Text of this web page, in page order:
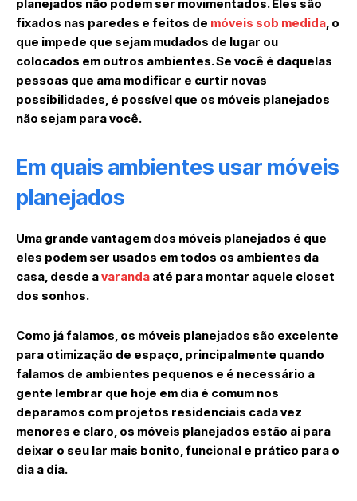
planejados não podem ser movimentados. Eles são
fixados nas paredes e feitos de móveis sob medida, o
que impede que sejam mudados de lugar ou
colocados em outros ambientes. Se você é daquelas
pessoas que ama modificar e curtir novas
possibilidades, é possível que os móveis planejados
não sejam para você.
Em quais ambientes usar móveis
planejados
Uma grande vantagem dos móveis planejados é que
eles podem ser usados em todos os ambientes da
casa, desde avaranda até para montar aquele closet
dos sonhos.
Como já falamos, os móveis planejados são excelente
para otimização de espaço, principalmente quando
falamos de ambientes pequenos e é necessário a
gente lembrar que hoje em dia é comum nos
deparamos com projetos residenciais cada vez
menores e claro, os móveis planejados estão ai para
deixar o seu lar mais bonito, funcional e prático para o
dia a dia.